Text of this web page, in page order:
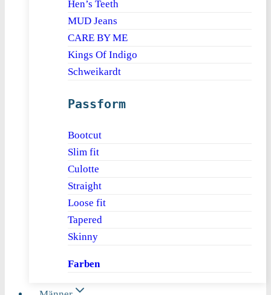
Hen’s Teeth
MUD Jeans
CARE BY ME
Kings Of Indigo
Schweikardt
Passform
Bootcut
Slim fit
Culotte
Straight
Loose fit
Tapered
Skinny
Farben